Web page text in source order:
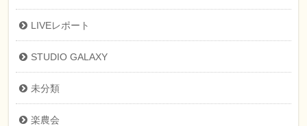
LIVEレポート
STUDIO GALAXY
未分類
楽農会